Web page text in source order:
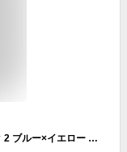
Reebok AZTEC ANTQ 2 リーボック アズテック 2 ブルー×イエロー メンズ スニーカー gx2458